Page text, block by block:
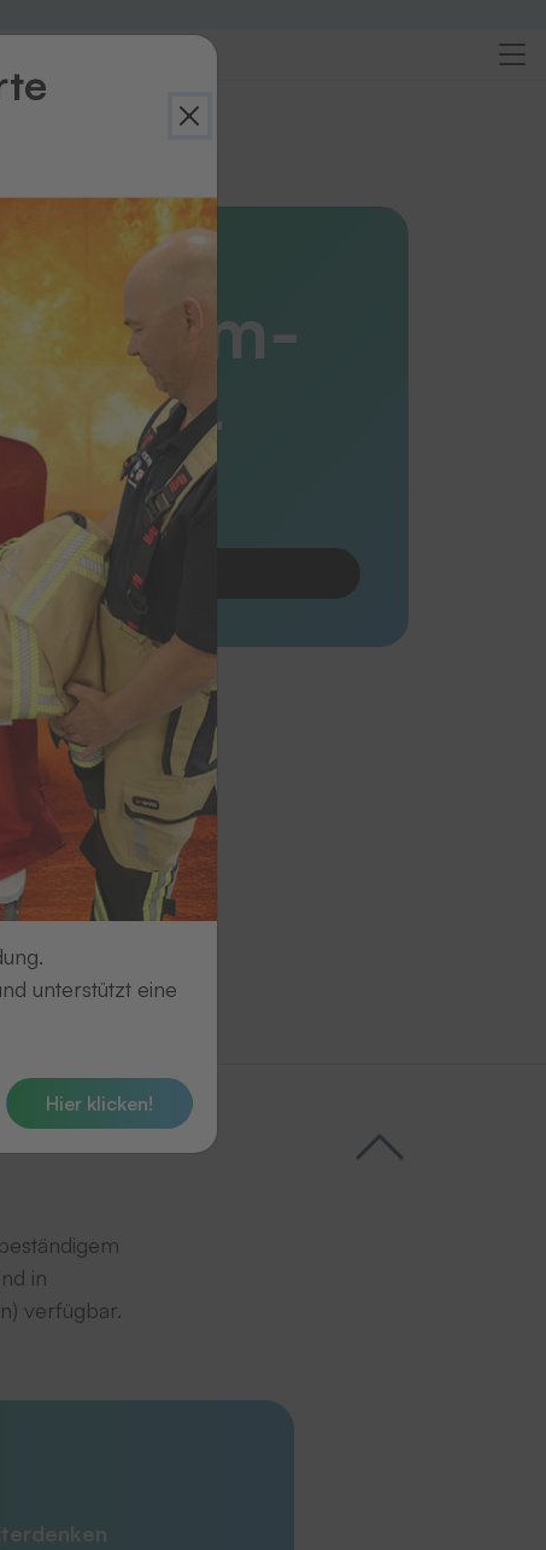
Etiketten
Produkt anfragen
in
verfügbar.
unterstützt eine
Hier klicken!